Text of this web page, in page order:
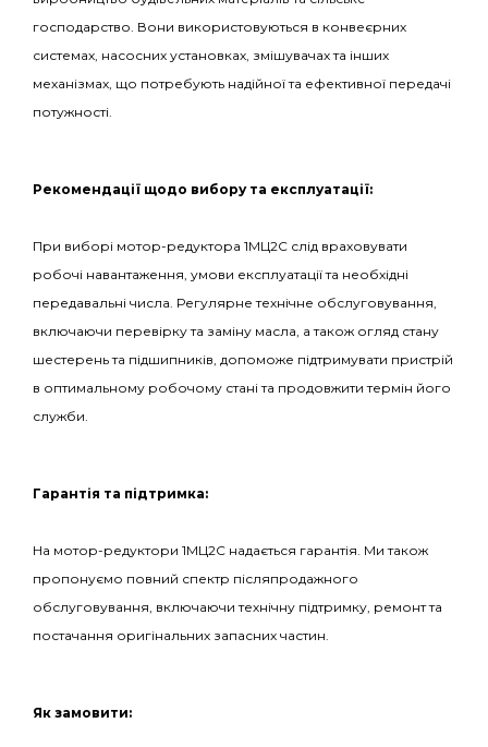
господарство. Вони використовуються в конвеєрних
системах, насосних установках, змішувачах та інших
механізмах, що потребують надійної та ефективної передачі
потужності.
Рекомендації щодо вибору та експлуатації:
При виборі мотор-редуктора 1МЦ2С слід враховувати
робочі навантаження, умови експлуатації та необхідні
передавальні числа. Регулярне технічне обслуговування,
включаючи перевірку та заміну масла, а також огляд стану
шестерень та підшипників, допоможе підтримувати пристрій
в оптимальному робочому стані та продовжити термін його
служби.
Гарантія та підтримка:
На мотор-редуктори 1МЦ2С надається гарантія. Ми також
пропонуємо повний спектр післяпродажного
обслуговування, включаючи технічну підтримку, ремонт та
постачання оригінальних запасних частин.
Як замовити: